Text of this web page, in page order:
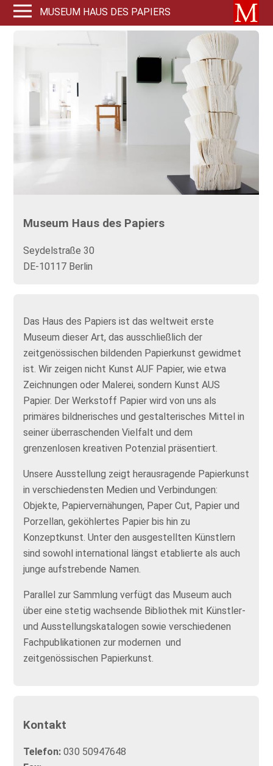
MUSEUM HAUS DES PAPIERS
Museum Haus des Papiers
Seydelstraße 30
DE-10117 Berlin
Das Haus des Papiers ist das weltweit erste
Museum dieser Art, das ausschließlich der
zeitgenössischen bildenden Papierkunst gewidmet
ist. Wir zeigen nicht Kunst AUF Papier, wie etwa
Zeichnungen oder Malerei, sondern Kunst AUS
Papier. Der Werkstoff Papier wird von uns als
primäres bildnerisches und gestalterisches Mittel in
seiner überraschenden Vielfalt und dem
grenzenlosen kreativen Potenzial präsentiert.
Unsere Ausstellung zeigt herausragende Papierkunst
in verschiedensten Medien und Verbindungen:
Objekte, Papiervernähungen, Paper Cut, Papier und
Porzellan, geköhlertes Papier bis hin zu
Konzeptkunst. Unter den ausgestellten Künstlern
sind sowohl international längst etablierte als auch
junge aufstrebende Namen.​
Parallel zur Sammlung verfügt das Museum auch
über eine stetig wachsende Bibliothek mit Künstler-
und Ausstellungskatalogen sowie verschiedenen
Fachpublikationen zur modernen und
zeitgenössischen Papierkunst.
Kontakt
Telefon: 030 50947648